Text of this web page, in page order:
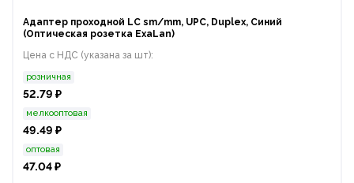
Адаптер проходной LC sm/mm, UPC, Duplex, Синий
(Оптическая розетка ExaLan)
Цена с НДС (указана за шт):
розничная
52.79 ₽
мелкооптовая
49.49 ₽
оптовая
47.04 ₽